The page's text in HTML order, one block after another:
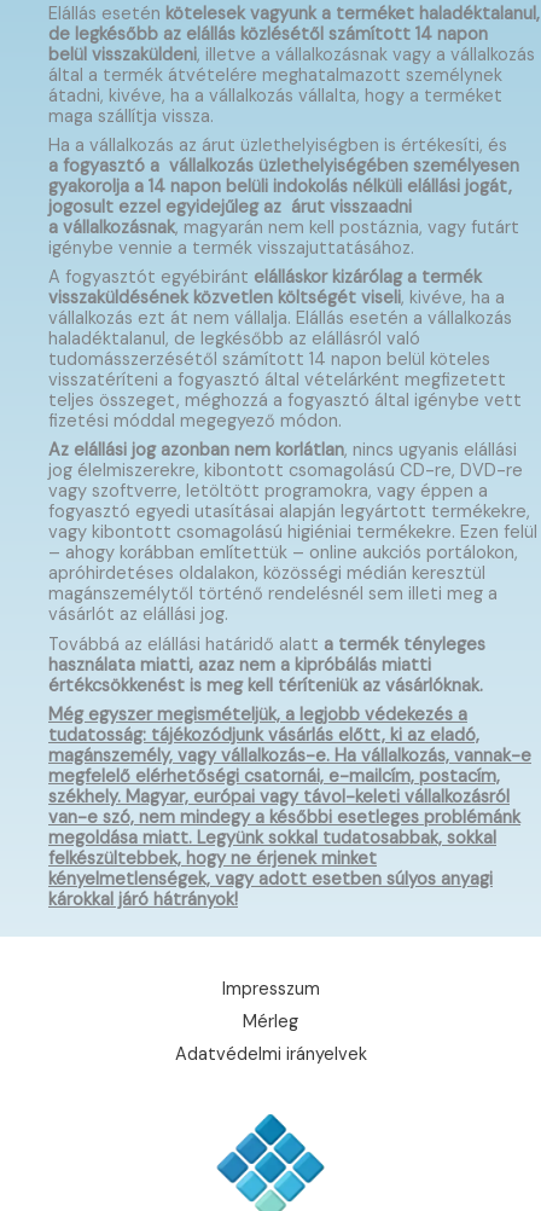
Elállás esetén kötelesek vagyunk a terméket haladéktalanul,
de legkésőbb az elállás közlésétől számított 14 napon
belül visszaküldeni, illetve a vállalkozásnak vagy a vállalkozás
által a termék átvételére meghatalmazott személynek
átadni, kivéve, ha a vállalkozás vállalta, hogy a terméket
maga szállítja vissza.
Ha a vállalkozás az árut üzlethelyiségben is értékesíti, és
a fogyasztó a vállalkozás üzlethelyiségében személyesen
gyakorolja a 14 napon belüli indokolás nélküli elállási jogát,
jogosult ezzel egyidejűleg az árut visszaadni
a vállalkozásnak, magyarán nem kell postáznia, vagy futárt
igénybe vennie a termék visszajuttatásához.
A fogyasztót egyébiránt elálláskor kizárólag a termék
visszaküldésének közvetlen költségét viseli, kivéve, ha a
vállalkozás ezt át nem vállalja. Elállás esetén a vállalkozás
haladéktalanul, de legkésőbb az elállásról való
tudomásszerzésétől számított 14 napon belül köteles
visszatéríteni a fogyasztó által vételárként megfizetett
teljes összeget, méghozzá a fogyasztó által igénybe vett
fizetési móddal megegyező módon.
Az elállási jog azonban nem korlátlan, nincs ugyanis elállási
jog élelmiszerekre, kibontott csomagolású CD-re, DVD-re
vagy szoftverre, letöltött programokra, vagy éppen a
fogyasztó egyedi utasításai alapján legyártott termékekre,
vagy kibontott csomagolású higiéniai termékekre. Ezen felül
– ahogy korábban említettük – online aukciós portálokon,
apróhirdetéses oldalakon, közösségi médián keresztül
magánszemélytől történő rendelésnél sem illeti meg a
vásárlót az elállási jog.
Továbbá az elállási határidő alatt a termék tényleges
használata miatti, azaz nem a kipróbálás miatti
értékcsökkenést is meg kell téríteniük az vásárlóknak.
Még egyszer megismételjük, a legjobb védekezés a
tudatosság: tájékozódjunk vásárlás előtt, ki az eladó,
magánszemély, vagy vállalkozás-e. Ha vállalkozás, vannak-e
megfelelő elérhetőségi csatornái, e-mailcím, postacím,
székhely. Magyar, európai vagy távol-keleti vállalkozásról
van-e szó, nem mindegy a későbbi esetleges problémánk
megoldása miatt. Legyünk sokkal tudatosabbak, sokkal
felkészültebbek, hogy ne érjenek minket
kényelmetlenségek, vagy adott esetben súlyos anyagi
károkkal járó hátrányok!
Impresszum
Mérleg
Adatvédelmi irányelvek